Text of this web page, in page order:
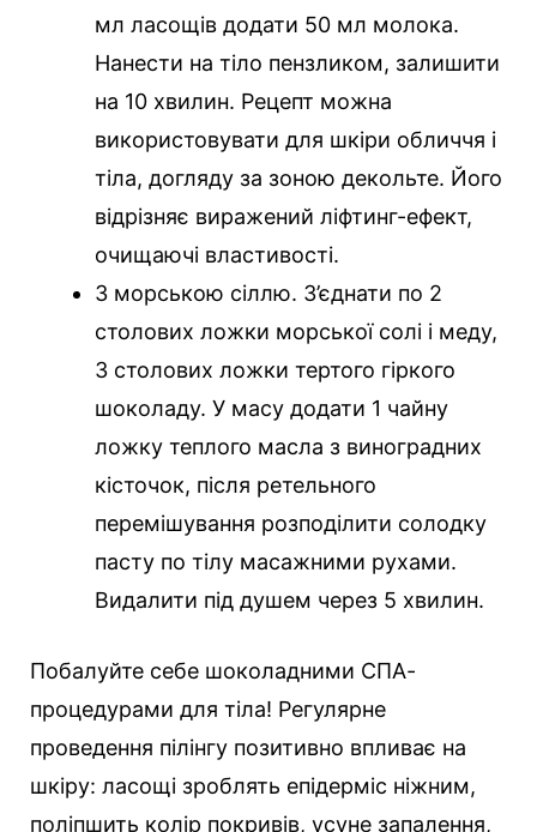
мл ласощів додати 50 мл молока.
Нанести на тіло пензликом, залишити
на 10 хвилин. Рецепт можна
використовувати для шкіри обличчя і
тіла, догляду за зоною декольте. Його
відрізняє виражений ліфтинг-ефект,
очищаючі властивості.
З морською сіллю. З’єднати по 2
столових ложки морської солі і меду,
3 столових ложки тертого гіркого
шоколаду. У масу додати 1 чайну
ложку теплого масла з виноградних
кісточок, після ретельного
перемішування розподілити солодку
пасту по тілу масажними рухами.
Видалити під душем через 5 хвилин.
Побалуйте себе шоколадними СПА-
процедурами для тіла! Регулярне
проведення пілінгу позитивно впливає на
шкіру: ласощі зроблять епідерміс ніжним,
поліпшить колір покривів, усуне запалення,